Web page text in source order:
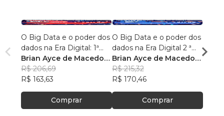
O Big Data e o poder dos
dados na Era Digital: 1ª
Edição.
Brian Ayce de Macedo
Marinho
R$ 206,69
R$ 163,63
Comprar
O Big Data e o poder dos
dados na Era Digital 2 ª
Edição:
Brian Ayce de Macedo
Marinho
R$ 215,32
R$ 170,46
Comprar